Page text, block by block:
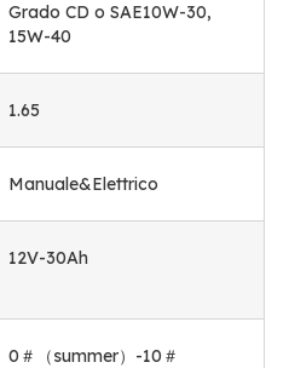
Grado CD o SAE10W-30,
15W-40
1.65
Manuale&Elettrico
12V-30Ah
0 ＃（summer）-10＃